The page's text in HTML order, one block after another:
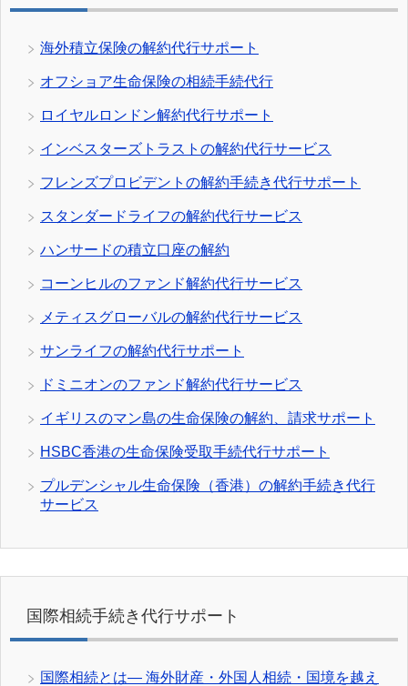
海外積立保険の解約代行サポート
オフショア生命保険の相続手続代行
ロイヤルロンドン解約代行サポート
インベスターズトラストの解約代行サービス
フレンズプロビデントの解約手続き代行サポート
スタンダードライフの解約代行サービス
ハンサードの積立口座の解約
コーンヒルのファンド解約代行サービス
メティスグローバルの解約代行サービス
サンライフの解約代行サポート
ドミニオンのファンド解約代行サービス
イギリスのマン島の生命保険の解約、請求サポート
HSBC香港の生命保険受取手続代行サポート
プルデンシャル生命保険（香港）の解約手続き代行
サービス
国際相続手続き代行サポート
国際相続とは― 海外財産・外国人相続・国境を越え